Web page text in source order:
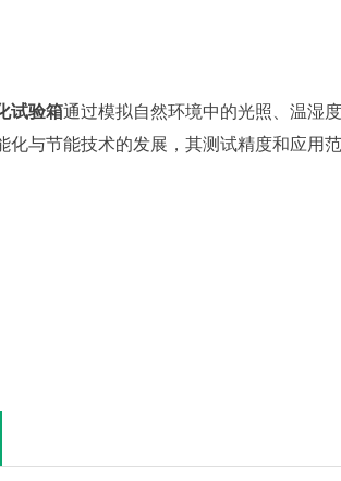
试验箱通过模拟自然环境中的光照、温湿
化与节能技术的发展，其测试精度和应用范